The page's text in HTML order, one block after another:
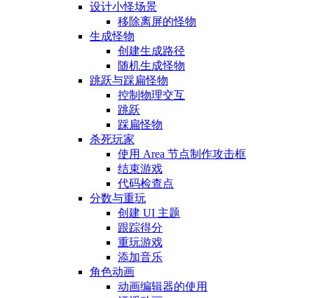
设计小怪场景
移除离屏的怪物
生成怪物
创建生成路径
随机生成怪物
跳跃与踩扁怪物
控制物理交互
跳跃
踩扁怪物
杀死玩家
使用 Area 节点制作攻击框
结束游戏
代码检查点
分数与重玩
创建 UI 主题
跟踪得分
重玩游戏
添加音乐
角色动画
动画编辑器的使用